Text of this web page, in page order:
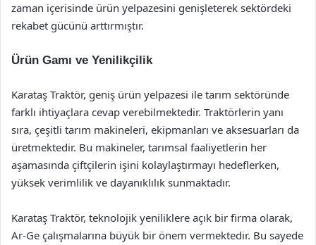
zaman içerisinde ürün yelpazesini genişleterek sektördeki
rekabet gücünü arttırmıştır.
Ürün Gamı ve Yenilikçilik
Karataş Traktör, geniş ürün yelpazesi ile tarım sektöründe
farklı ihtiyaçlara cevap verebilmektedir. Traktörlerin yanı
sıra, çeşitli tarım makineleri, ekipmanları ve aksesuarları da
üretmektedir. Bu makineler, tarımsal faaliyetlerin her
aşamasında çiftçilerin işini kolaylaştırmayı hedeflerken,
yüksek verimlilik ve dayanıklılık sunmaktadır.
Karataş Traktör, teknolojik yeniliklere açık bir firma olarak,
Ar-Ge çalışmalarına büyük bir önem vermektedir. Bu sayede